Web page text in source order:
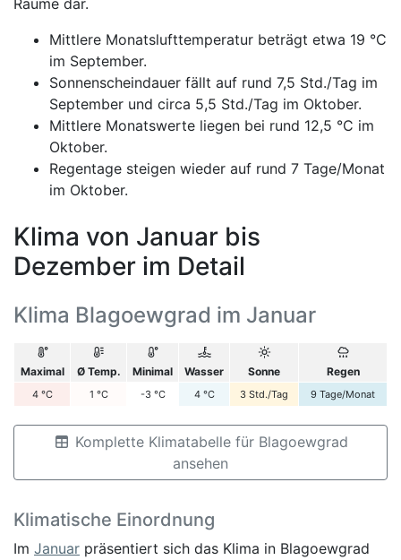
Mittlere Monatslufttemperatur beträgt etwa 19 °C
im September.
Sonnenscheindauer fällt auf rund 7,5 Std./Tag im
September und circa 5,5 Std./Tag im Oktober.
Mittlere Monatswerte liegen bei rund 12,5 °C im
Oktober.
Regentage steigen wieder auf rund 7 Tage/Monat
im Oktober.
Klima von Januar bis
Dezember im Detail
Klima Blagoewgrad im Januar
Maximal Ø Temp. Minimal Wasser Sonne Regen
4 °C 1 °C -3 °C 4 °C 3 Std./Tag 9 Tage/Monat
Komplette Klimatabelle für Blagoewgrad
ansehen
Klimatische Einordnung
Im Januar präsentiert sich das Klima in Blagoewgrad